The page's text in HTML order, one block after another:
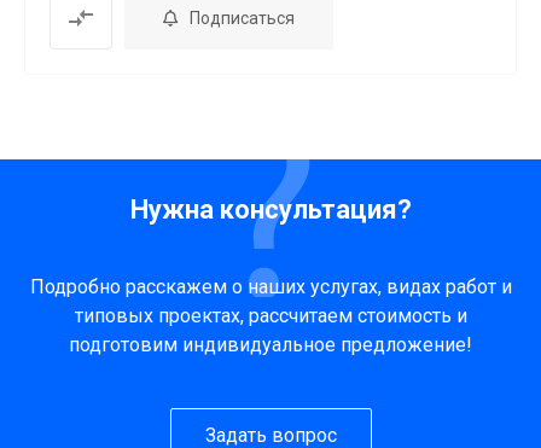
Подписаться
Нужна консультация?
Подробно расскажем о наших услугах, видах работ и
типовых проектах, рассчитаем стоимость и
подготовим индивидуальное предложение!
Задать вопрос